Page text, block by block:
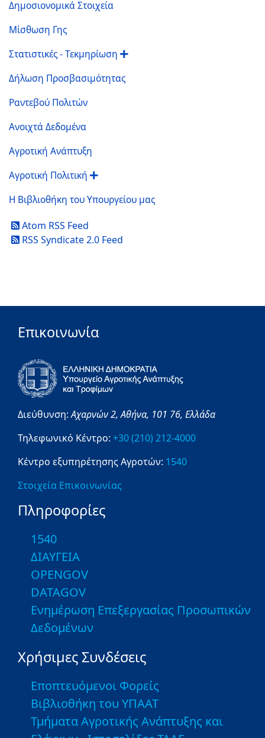
Δημοσιονομικά Στοιχεία
Μίσθωση Γης
Στατιστικές - Τεκμηρίωση
Δήλωση Προσβασιμότητας
Ραντεβού Πολιτών
Ανοιχτά Δεδομένα
Αγροτική Ανάπτυξη
Αγροτική Πολιτική
Η Βιβλιοθήκη του Υπουργείου μας
Atom RSS Feed
RSS Syndicate 2.0 Feed
Επικοινωνία
Διεύθυνση:Αχαρνών 2,Αθήνα, 101 76, Ελλάδα
Τηλεφωνικό Κέντρο: +30 (210) 212-4000
Κέντρο εξυπηρέτησης Αγροτών: 1540
Στοιχεία Επικοινωνίας
Πληροφορίες
1540
ΔΙΑΥΓΕΙΑ
OPENGOV
DATAGOV
Ενημέρωση Επεξεργασίας Προσωπικών
Δεδομένων
Χρήσιμες Συνδέσεις
Εποπτευόμενοι Φορείς
Βιβλιοθήκη του ΥΠΑΑΤ
Τμήματα Αγροτικής Ανάπτυξης και